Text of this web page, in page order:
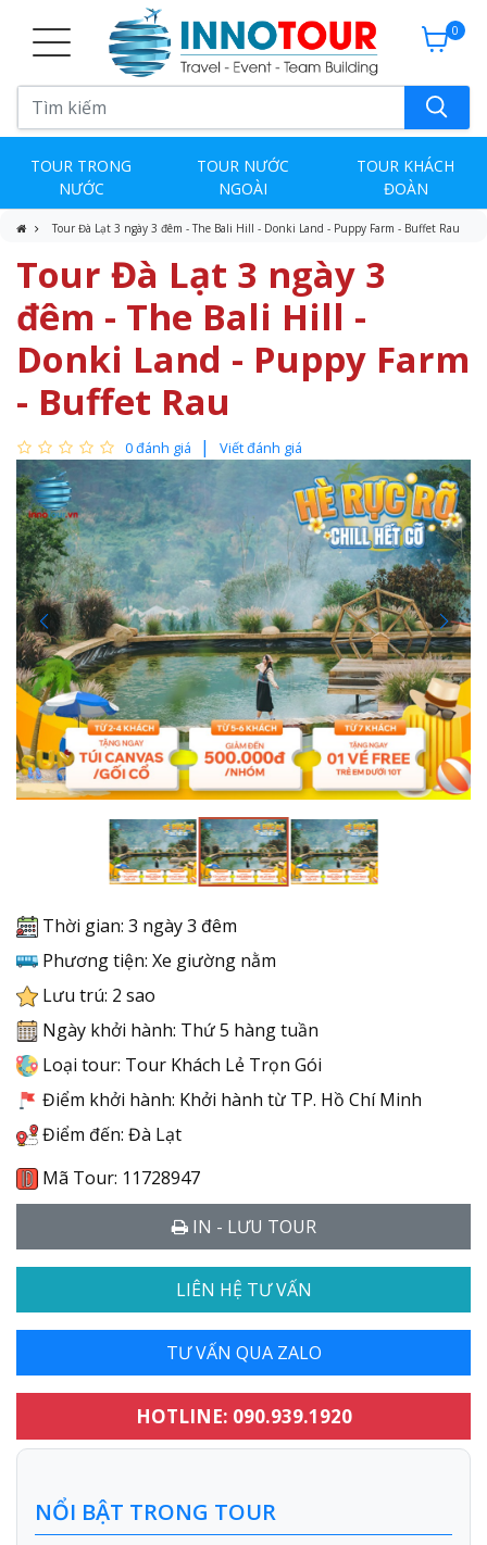
0
TOUR TRONG
NƯỚC
TOUR NƯỚC
NGOÀI
TOUR KHÁCH
ĐOÀN
Tour Đà Lạt 3 ngày 3 đêm - The Bali Hill - Donki Land - Puppy Farm - Buffet Rau
Tour Đà Lạt 3 ngày 3
đêm - The Bali Hill -
Donki Land - Puppy Farm
- Buffet Rau
0 đánh giá Viết đánh giá
Thời gian: 3 ngày 3 đêm
Phương tiện: Xe giường nằm
Lưu trú: 2 sao
Ngày khởi hành: Thứ 5 hàng tuần
Loại tour: Tour Khách Lẻ Trọn Gói
Điểm khởi hành: Khởi hành từ TP. Hồ Chí Minh
Điểm đến: Đà Lạt
Mã Tour: 11728947
IN - LƯU TOUR
LIÊN HỆ TƯ VẤN
TƯ VẤN QUA ZALO
HOTLINE: 090.939.1920
NỔI BẬT TRONG TOUR